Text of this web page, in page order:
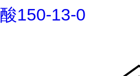
150-13-0